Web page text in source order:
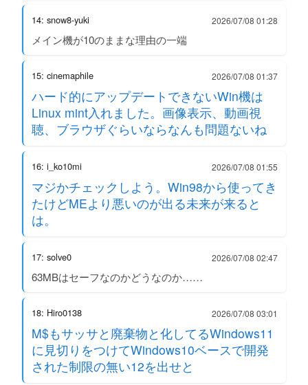
14: snow8-yuki 2026/07/08 01:28
メイン機が10のままな理由の一端
15: cinemaphile 2026/07/08 01:37
ハード的にアップデートできないWin機は
Linux mint入れました。画像表示、動画視
聴、ブラウザぐらいならなんも問題ないね
16: i_ko10mi 2026/07/08 01:55
マジかチェックしよう。Win98から使ってき
たけどMEより悪いのが出る未来が来ると
は。
17: solve0 2026/07/08 02:47
63MBはセーフなのかどうなのか……
18: Hiro0138 2026/07/08 03:01
M$もサッサと廃棄物と化してるWindows11
に見切りをつけてWindows10ベースで開発
された制限の無い12を出せと